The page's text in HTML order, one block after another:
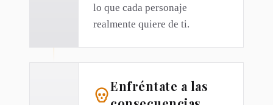
lo que cada personaje
realmente quiere de ti.
Enfréntate a las